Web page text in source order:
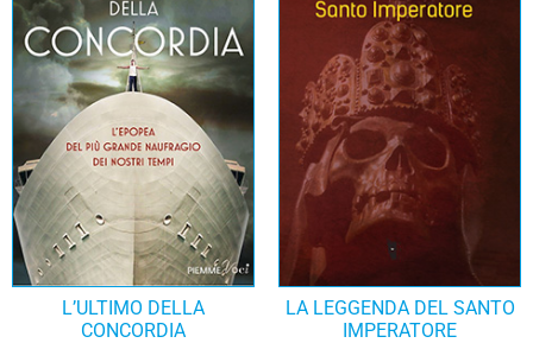
L’ULTIMO DELLA
CONCORDIA
LA LEGGENDA DEL SANTO
IMPERATORE